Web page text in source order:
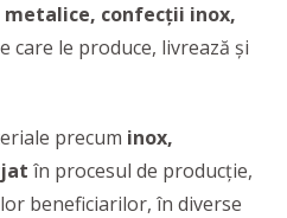
confecții inox,
care le produce, livrează și
precum inox,
în procesul de producție,
beneficiarilor, în diverse